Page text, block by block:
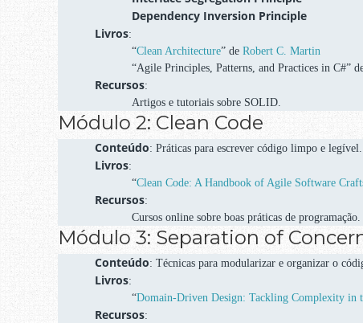
Dependency Inversion Principle
Livros:
“Clean Architecture” de Robert C. Martin
“Agile Principles, Patterns, and Practices in C#”
Recursos:
Artigos e tutoriais sobre SOLID.
Módulo 2: Clean Code
Conteúdo: Práticas para escrever código limpo e legível.
Livros:
“Clean Code: A Handbook of Agile Software
Recursos:
Cursos online sobre boas práticas de programação.
Módulo 3: Separation of
Conteúdo: Técnicas para modularizar e organizar o
Livros:
“Domain-Driven Design: Tackling Complexity in
Recursos: